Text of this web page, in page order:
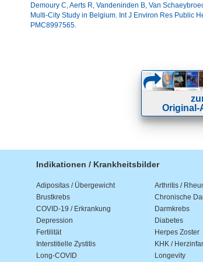
Demoury C, Aerts R, Vandeninden B, Van
Multi-City Study in Belgium. Int J Environ Res Public
PMC8997565.
Original-
Indikationen / Krankheitsbilder
Adipositas / Übergewicht Arthritis /
Brustkrebs
Chronische
COVID-19 / Erkrankung
Darmkrebs
Depression
Diabetes
Fertilität
Herpes Zoster
Interstitielle Zystitis
KHK /
Long-COVID
Longevity